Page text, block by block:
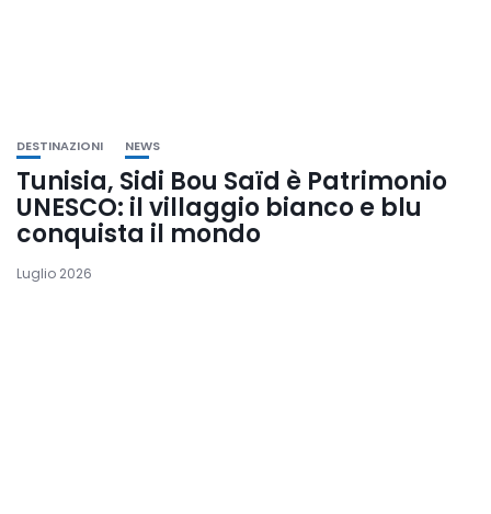
DESTINAZIONI NEWS
Tunisia, Sidi Bou Saïd è Patrimonio
UNESCO: il villaggio bianco e blu
conquista il mondo
Luglio 2026